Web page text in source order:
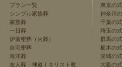
プラン一覧
シンプル家族葬
家族葬
一日葬
炉前密葬（火葬）
自宅密葬
海洋葬
友人葬 ｜ 神道 ｜ キリスト教
東京の
神奈川
千葉の
埼玉の
群馬の
栃木の
茨城の
大阪の